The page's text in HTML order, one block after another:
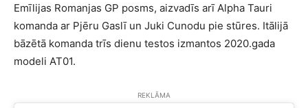
Emīlijas Romanjas GP posms, aizvadīs arī Alpha Tauri
komanda ar Pjēru Gaslī un Juki Cunodu pie stūres. Itālijā
bāzētā komanda trīs dienu testos izmantos 2020.gada
modeli AT01.
REKLĀMA